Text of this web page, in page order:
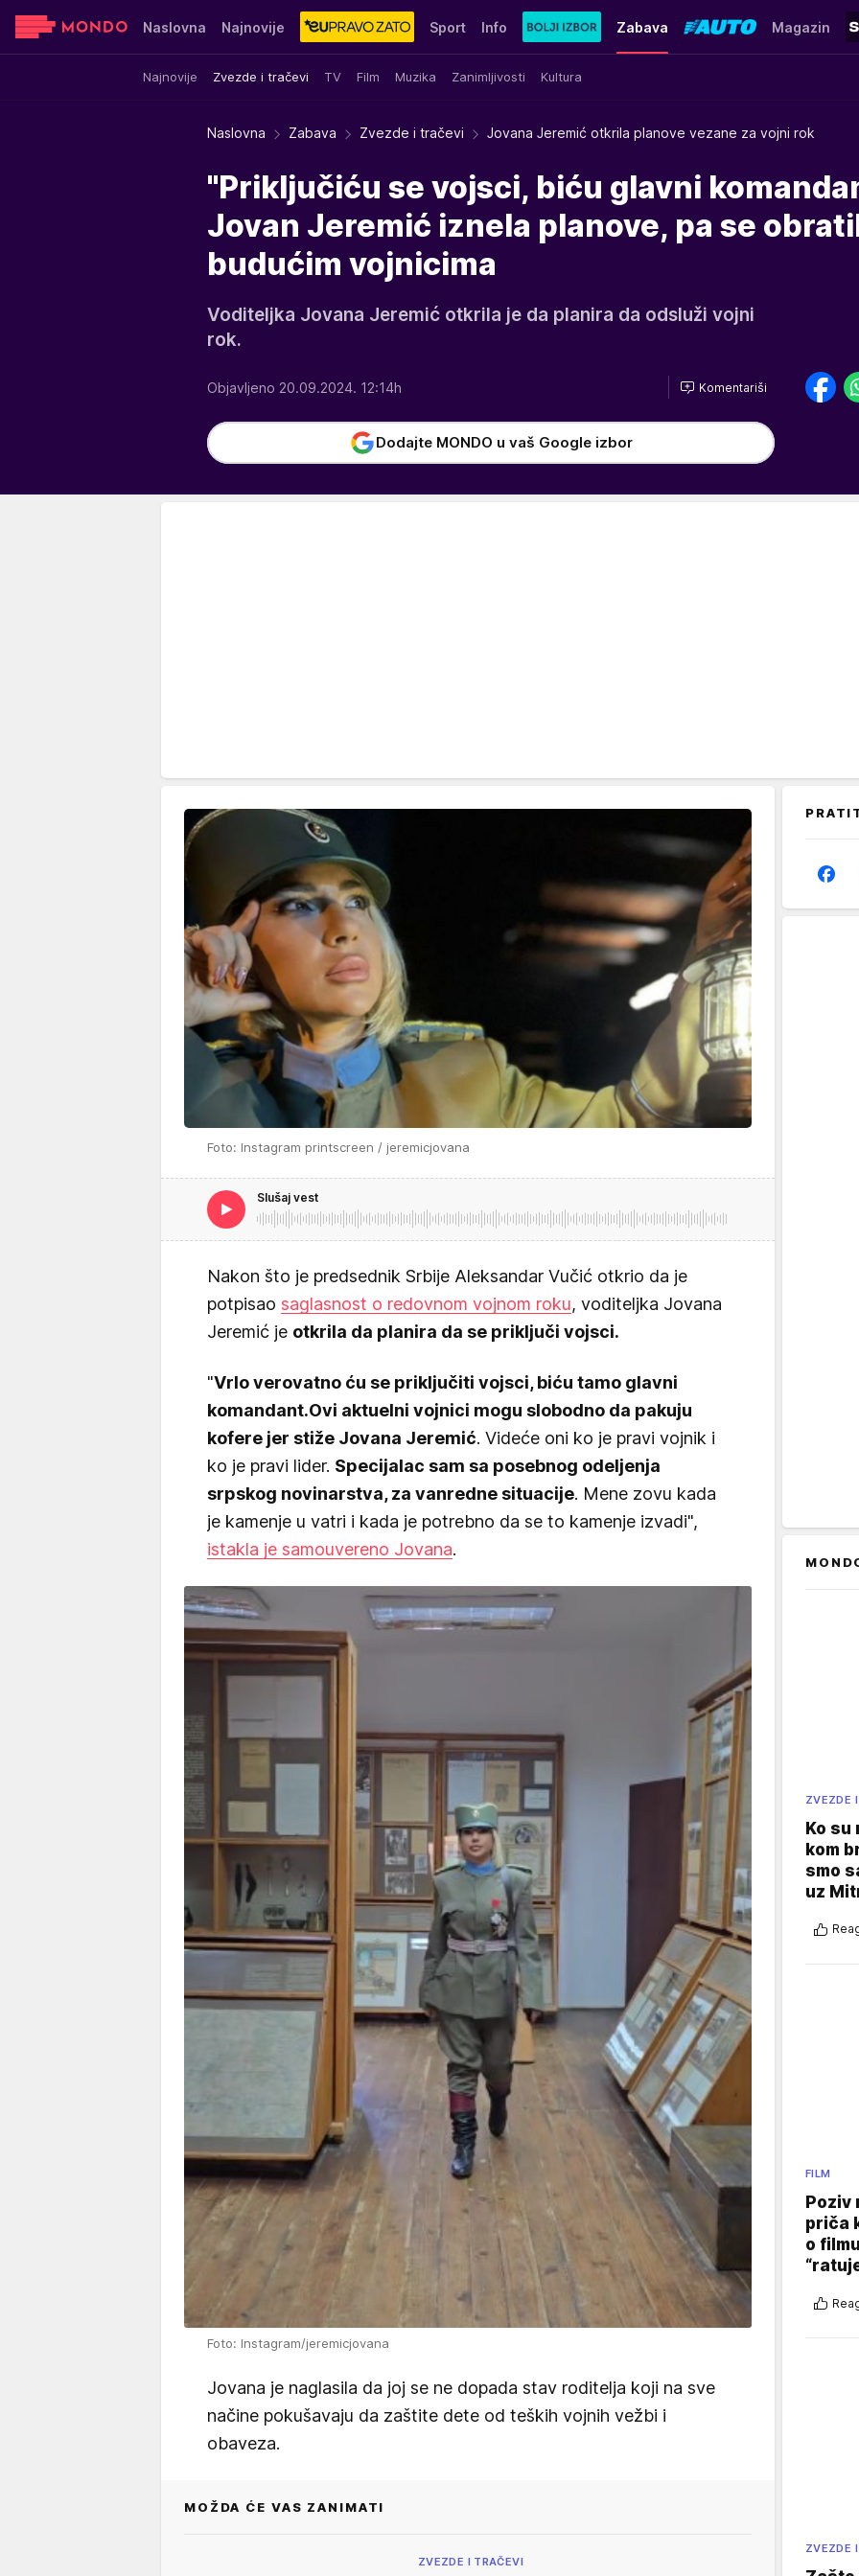
Naslovna Najnovije Sport Info Zabava
Najnovije Zvezde i tračevi TV Film Muzika Zanimljivosti Kultura
Magazin
Sensa Stvar ukusa Yumama
Naslovna Zabava Zvezde i tračevi Jovana Jeremić otkrila planove vezane za vojni rok
"Priključiću se vojsci, biću glavni
Jovan Jeremić iznela planove, pa se
budućim vojnicima
Voditeljka Jovana Jeremić otkrila je da planira da odsluži vojni
rok.
Objavljeno 20.09.2024. 12:14h Komentariši
Dodajte MONDO u vaš Google izbor
Foto: Instagram printscreen / jeremicjovana
Slušaj vest
Nakon što je predsednik Srbije Aleksandar Vučić otkrio da je
potpisao saglasnost o redovnom vojnom roku, voditeljka Jovana
Jeremić je otkrila da planira da se priključi vojsci.
"Vrlo verovatno ću se priključiti vojsci, biću tamo glavni
komandant.Ovi aktuelni vojnici mogu slobodno da pakuju
kofere jer stiže Jovana Jeremić. Videće oni ko je pravi vojnik i
ko je pravi lider. Specijalac sam sa posebnog odeljenja
srpskog novinarstva, za vanredne situacije. Mene zovu kada
je kamenje u vatri i kada je potrebno da se to kamenje izvadi",
istakla je samouvereno Jovana.
Foto: Instagram/jeremicjovana
Jovana je naglasila da joj se ne dopada stav roditelja koji na sve
načine pokušavaju da zaštite dete od teških vojnih vežbi i
obaveza.
MOŽDA ĆE VAS ZANIMATI
ZVEZDE I TRAČEVI
ZVEZDE
Ko su
kom
smo
uz
FILM
Poziv
priča
o
ZVEZDE